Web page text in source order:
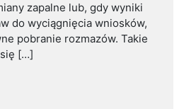
zapalne lub, gdy wyniki
do wyciągnięcia wniosków,
pobranie rozmazów. Takie
[…]